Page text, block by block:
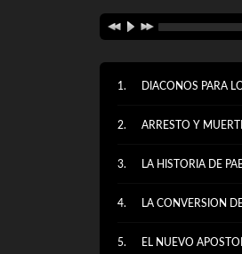
DIACONOS PARA
ARRESTO Y
LA HISTORIA DE
LA CONVERSION
EL NUEVO